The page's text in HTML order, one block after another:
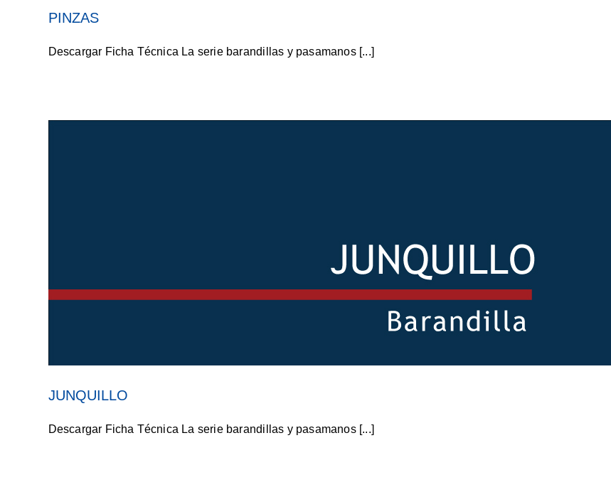
PINZAS
Descargar Ficha Técnica La serie barandillas y pasamanos [...]
JUNQUILLO
Descargar Ficha Técnica La serie barandillas y pasamanos [...]